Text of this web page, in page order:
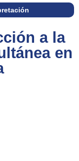
a la
en